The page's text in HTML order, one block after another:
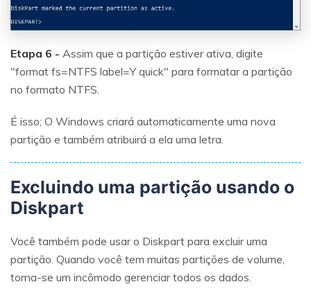
Etapa 6 - Assim que a partição estiver ativa, digite
"format fs=NTFS label=Y quick" para formatar a partição
no formato NTFS.
É isso; O Windows criará automaticamente uma nova
partição e também atribuirá a ela uma letra.
Excluindo uma partição usando o
Diskpart
Você também pode usar o Diskpart para excluir uma
partição. Quando você tem muitas partições de volume,
torna-se um incômodo gerenciar todos os dados.